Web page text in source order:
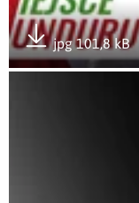
jpg 101,8 kB
Pobierz załącznik
Otwórz załącznik